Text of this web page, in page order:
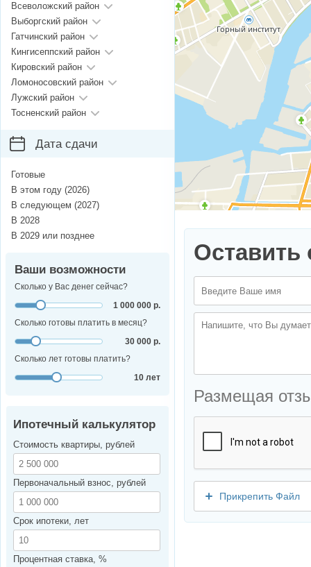
Оставить
Размещая
Прикрепить Файл
Всеволожский район
Выборгский район
Гатчинский район
Кингисеппский район
Кировский район
Ломоносовский район
Лужский район
Тосненский район
Дата сдачи
Готовые
В этом году (2026)
В следующем (2027)
В 2028
В 2029 или позднее
Ваши возможности
Сколько у Вас денег сейчас?
1 000 000 р.
Сколько готовы платить в месяц?
30 000 р.
Сколько лет готовы платить?
10 лет
Ипотечный калькулятор
Стоимость квартиры, рублей
Первоначальный взнос, рублей
Срок ипотеки, лет
Процентная ставка, %